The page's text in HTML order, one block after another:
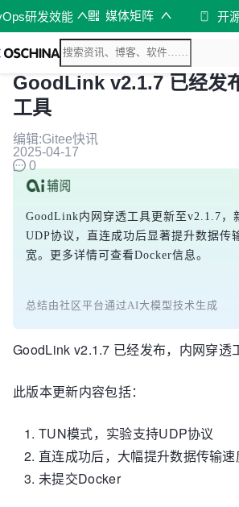
研发效能 媒体矩阵 开
GoodLink v2.1.7 已经发
工具
编辑:Gitee快讯
2025-04-17
0
GoodLink内网穿透工具更新至v2.1.7，
UDP协议，直连成功后显著提升数据传
宽。更多详情可查看Docker信息。
总结由社区平台通过AI大模型技术生成
GoodLink v2.1.7 已经发布，内网穿透
此版本更新内容包括：
TUN模式，实验支持UDP协议
直连成功后，大幅提升数据传输
未提交Docker